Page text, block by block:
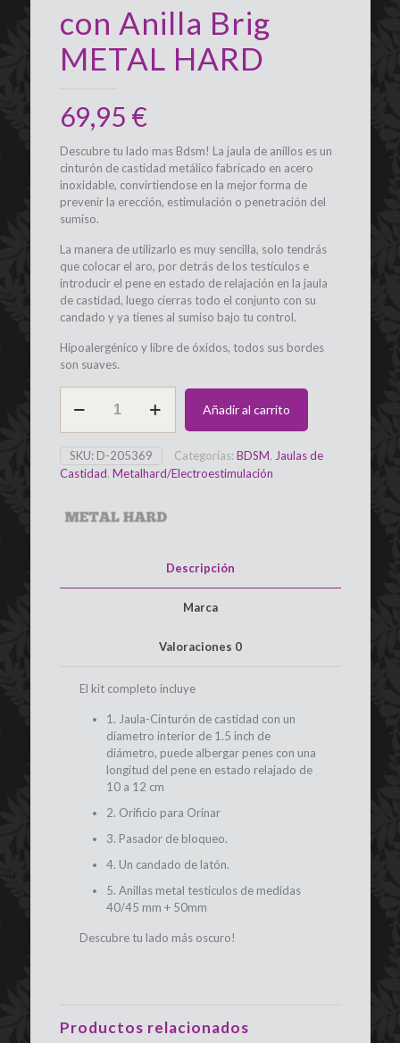
con Anilla Brig
METAL HARD
69,95 €
Descubre tu lado mas Bdsm! La jaula de anillos es un
cinturón de castidad metálico fabricado en acero
inoxidable, convirtiendose en la mejor forma de
prevenir la erección, estimulación o penetración del
sumiso.
La manera de utilizarlo es muy sencilla, solo tendrás
que colocar el aro, por detrás de los testículos e
introducir el pene en estado de relajación en la jaula
de castidad, luego cierras todo el conjunto con su
candado y ya tienes al sumiso bajo tu control.
Hipoalergénico y libre de óxidos, todos sus bordes
son suaves.
Anilla
Brig
HARD
Añadir al carrito
SKU: D-205369 Categorías: BDSM, Jaulas de
Castidad, Metalhard/Electroestimulación
Descripción
Marca
Valoraciones 0
El kit completo incluye
1. Jaula-Cinturón de castidad con un
diametro interior de 1.5 inch de
diámetro, puede albergar penes con una
longitud del pene en estado relajado de
10 a 12 cm
2. Orificio para Orinar
3. Pasador de bloqueo.
4. Un candado de latón.
5. Anillas metal testiculos de medidas
40/45 mm + 50mm
Descubre tu lado más oscuro!
Productos relacionados